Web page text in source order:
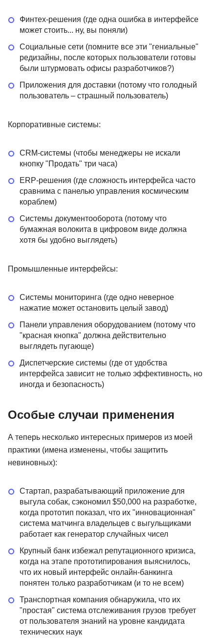
Финтех-решения (где одна ошибка в интерфейсе
может стоить... ну, вы поняли)
Социальные сети (помните все эти "гениальные"
редизайны, после которых пользователи готовы
были штурмовать офисы разработчиков?)
Приложения для доставки (потому что голодный
пользователь – страшный пользователь)
Корпоративные системы:
CRM-системы (чтобы менеджеры не искали
кнопку "Продать" три часа)
ERP-решения (где сложность интерфейса часто
сравнима с панелью управления космическим
кораблем)
Системы документооборота (потому что
бумажная волокита в цифровом виде должна
хотя бы удобно выглядеть)
Промышленные интерфейсы:
Системы мониторинга (где одно неверное
нажатие может остановить целый завод)
Панели управления оборудованием (потому что
"красная кнопка" должна действительно
выглядеть пугающе)
Диспетчерские системы (где от удобства
интерфейса зависит не только эффективность, но
иногда и безопасность)
Особые случаи применения
А теперь несколько интересных примеров из моей
практики (имена изменены, чтобы защитить
невиновных):
Стартап, разрабатывающий приложение для
выгула собак, сэкономил $50,000 на разработке,
когда прототип показал, что их "инновационная"
система матчинга владельцев с выгульщиками
работает как генератор случайных чисел
Крупный банк избежал репутационного кризиса,
когда на этапе прототипирования выяснилось,
что их новый интерфейс онлайн-банкинга
понятен только разработчикам (и то не всем)
Транспортная компания обнаружила, что их
"простая" система отслеживания грузов требует
от пользователя знаний на уровне кандидата
технических наук